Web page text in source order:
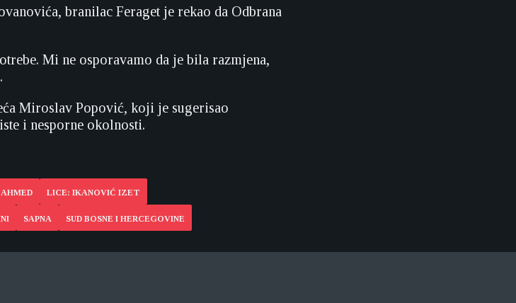
branilac Feraget je rekao da Odbrana
Mi ne osporavamo da je bila razmjena,
Miroslav Popović, koji je sugerisao
i nesporne okolnosti.
LICE: IKANOVIĆ IZET
SAPNA SUD BOSNE I HERCEGOVINE